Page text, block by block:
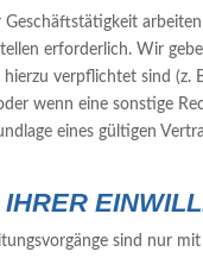
Geschäftstätigkeit
erforderlich. Wir
verpflichtet sind (z.
wenn eine sonstige
eines gültigen
sind nur